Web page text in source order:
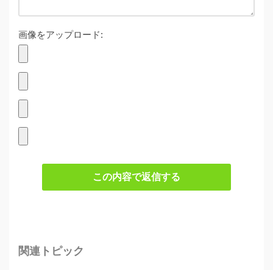
画像をアップロード:
この内容で返信する
関連トピック